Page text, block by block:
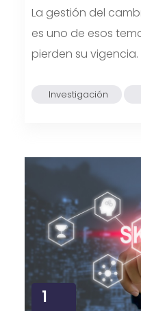
La gestión del
es uno de esos
pierden su vigencia.
Investigación
1